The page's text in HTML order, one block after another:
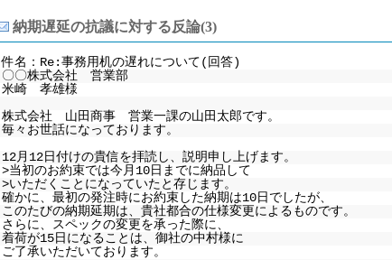
納期遅延の抗議に対する反論(3)
件名：Re:事務用机の遅れについて(回答)
〇〇株式会社 営業部
米崎 孝雄様
株式会社 山田商事 営業一課の山田太郎です。
毎々お世話になっております。
12月12日付けの貴信を拝読し、説明申し上げます。
>当初のお約束では今月10日までに納品して
>いただくことになっていたと存じます。
確かに、最初の発注時にお約束した納期は10日でしたが、
このたびの納期延期は、貴社都合の仕様変更によるものです。
さらに、スペックの変更を承った際に、
着荷が15日になることは、御社の中村様に
ご了承いただいております。